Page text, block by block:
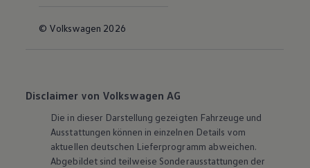
© Volkswagen 2026
Disclaimer von Volkswagen AG
Die in dieser Darstellung gezeigten Fahrzeuge und
Ausstattungen können in einzelnen Details vom
aktuellen deutschen Lieferprogramm abweichen.
Abgebildet sind teilweise Sonderausstattungen der